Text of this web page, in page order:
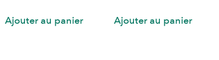
Ajouter au panier Ajouter au panier